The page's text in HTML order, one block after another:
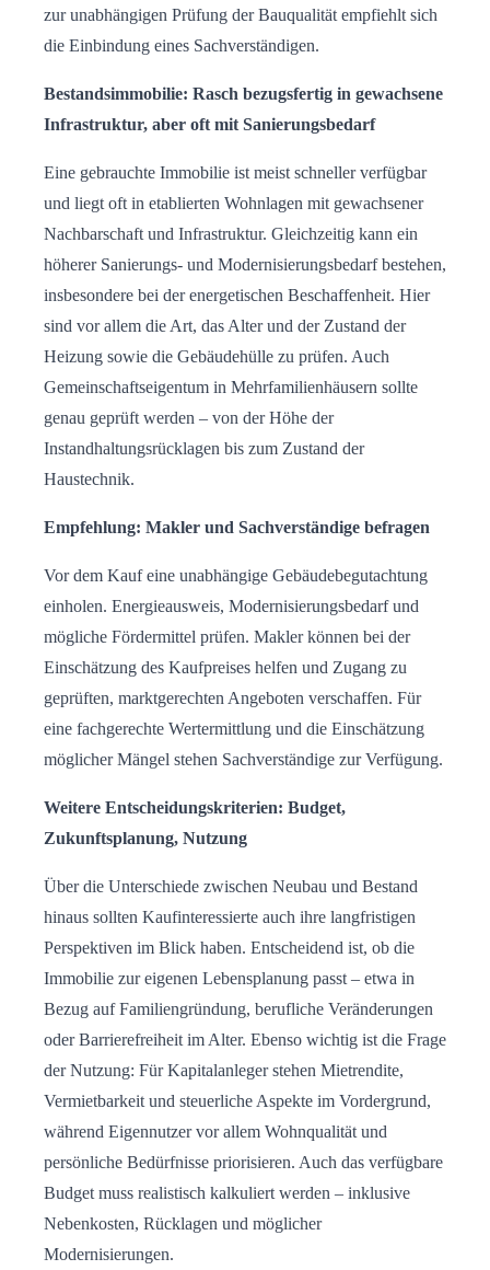
zur unabhängigen Prüfung der Bauqualität empfiehlt sich
die Einbindung eines Sachverständigen.
Bestandsimmobilie: Rasch bezugsfertig in gewachsene
Infrastruktur, aber oft mit Sanierungsbedarf
Eine gebrauchte Immobilie ist meist schneller verfügbar
und liegt oft in etablierten Wohnlagen mit gewachsener
Nachbarschaft und Infrastruktur. Gleichzeitig kann ein
höherer Sanierungs- und Modernisierungsbedarf bestehen,
insbesondere bei der energetischen Beschaffenheit. Hier
sind vor allem die Art, das Alter und der Zustand der
Heizung sowie die Gebäudehülle zu prüfen. Auch
Gemeinschaftseigentum in Mehrfamilienhäusern sollte
genau geprüft werden – von der Höhe der
Instandhaltungsrücklagen bis zum Zustand der
Haustechnik.
Empfehlung: Makler und Sachverständige befragen
Vor dem Kauf eine unabhängige Gebäudebegutachtung
einholen. Energieausweis, Modernisierungsbedarf und
mögliche Fördermittel prüfen. Makler können bei der
Einschätzung des Kaufpreises helfen und Zugang zu
geprüften, marktgerechten Angeboten verschaffen. Für
eine fachgerechte Wertermittlung und die Einschätzung
möglicher Mängel stehen Sachverständige zur Verfügung.
Weitere Entscheidungskriterien: Budget,
Zukunftsplanung, Nutzung
Über die Unterschiede zwischen Neubau und Bestand
hinaus sollten Kaufinteressierte auch ihre langfristigen
Perspektiven im Blick haben. Entscheidend ist, ob die
Immobilie zur eigenen Lebensplanung passt – etwa in
Bezug auf Familiengründung, berufliche Veränderungen
oder Barrierefreiheit im Alter. Ebenso wichtig ist die Frage
der Nutzung: Für Kapitalanleger stehen Mietrendite,
Vermietbarkeit und steuerliche Aspekte im Vordergrund,
während Eigennutzer vor allem Wohnqualität und
persönliche Bedürfnisse priorisieren. Auch das verfügbare
Budget muss realistisch kalkuliert werden – inklusive
Nebenkosten, Rücklagen und möglicher
Modernisierungen.